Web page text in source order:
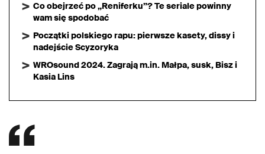
Co obejrzeć po „Reniferku”? Te seriale powinny
wam się spodobać
Początki polskiego rapu: pierwsze kasety, dissy i
nadejście Scyzoryka
WROsound 2024. Zagrają m.in. Małpa, susk, Bisz i
Kasia Lins